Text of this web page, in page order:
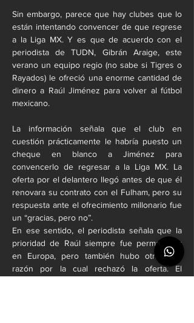
Sin embargo, parece que hay clubes que lo
están intentando convencer de que regrese
a la Liga MX. Y es que de acuerdo con el
periodista de TUDN, Gibrán Araige, este
verano un equipo regio (no sabe si Tigres o
Rayados) le ofreció una enorme cantidad de
dinero a Raúl Jiménez para volver al fútbol
mexicano.
La información señala que el club en
cuestión prácticamente le habría puesto un
cheque en blanco a Jiménez para
convencerlo de regresar a la Liga MX. La
oferta por el delantero llegó antes de que él
renovara su contrato con el Fulham, pero su
respuesta ante el ofrecimiento millonario fue
un “gracias, pero no”.
En ese sentido, el periodista señala que la
prioridad de Raúl siempre fue permanecer
en Europa, pero también hubo otra gran
razón por la cual rechazó la oferta. El